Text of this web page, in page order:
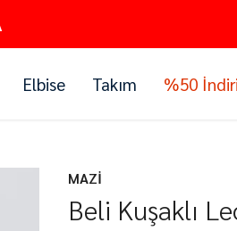
Elbise Takım %50
MAZİ
Beli Kuşaklı